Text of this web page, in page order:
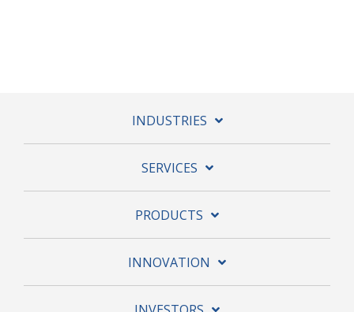
INDUSTRIES
SERVICES
PRODUCTS
INNOVATION